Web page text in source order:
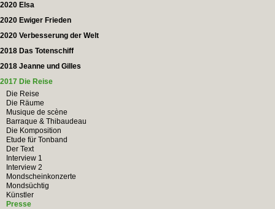
2020 Elsa
2020 Ewiger Frieden
2020 Verbesserung der Welt
2018 Das Totenschiff
2018 Jeanne und Gilles
2017 Die Reise
Die Reise
Die Räume
Musique de scène
Barraque & Thibaudeau
Die Komposition
Etude für Tonband
Der Text
Interview 1
Interview 2
Mondscheinkonzerte
Mondsüchtig
Künstler
Presse